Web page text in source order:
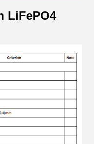
LiFePO4